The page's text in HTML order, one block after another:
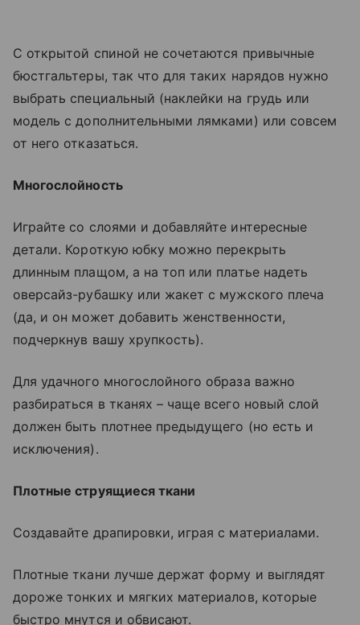
С открытой спиной не сочетаются привычные
бюстгальтеры, так что для таких нарядов нужно
выбрать специальный (наклейки на грудь или
модель с дополнительными лямками) или совсем
от него отказаться.
Многослойность
Играйте со слоями и добавляйте интересные
детали. Короткую юбку можно перекрыть
длинным плащом, а на топ или платье надеть
оверсайз-рубашку или жакет с мужского плеча
(да, и он может добавить женственности,
подчеркнув вашу хрупкость).
Для удачного многослойного образа важно
разбираться в тканях – чаще всего новый слой
должен быть плотнее предыдущего (но есть и
исключения).
Плотные струящиеся ткани
Создавайте драпировки, играя с материалами.
Плотные ткани лучше держат форму и выглядят
дороже тонких и мягких материалов, которые
быстро мнутся и обвисают.